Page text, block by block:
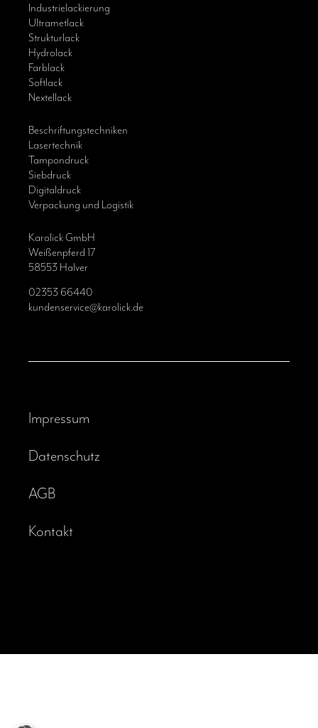
Industrielackierung
Ultrametlack
Strukturlack
Hydrolack
Farblack
Softlack
Nextellack
Beschriftungstechniken
Lasertechnik
Tampondruck
Siebdruck
Digitaldruck
Verpackung und Logistik
Karolick GmbH
Weißenpferd 17
58553 Halver
02353 66440
kundenservice@karolick.de
Impressum
Datenschutz
AGB
Kontakt